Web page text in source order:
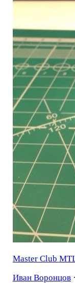
Master Club
Иван Воронцов·